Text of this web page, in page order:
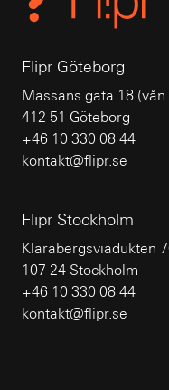
Flipr Göteborg
Mässans gata 18 (vån
412 51 Göteborg
+46 10 330 08 44
kontakt@flipr.se
Flipr Stockholm
Klarabergsviadukten
107 24 Stockholm
+46 10 330 08 44
kontakt@flipr.se